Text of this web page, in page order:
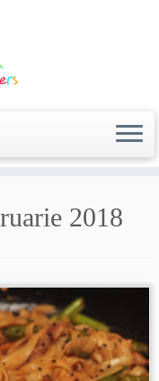
2018